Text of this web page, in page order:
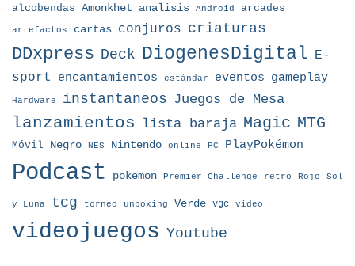
alcobendas Amonkhet analisis Android arcades
artefactos cartas conjuros criaturas
DDxpress Deck DiogenesDigital
E-
sport
encantamientos estándar eventos gameplay
Hardware instantaneos Juegos de Mesa
lanzamientos lista baraja Magic MTG
Móvil Negro NES Nintendo online PC PlayPokémon
Podcast pokemon Premier Challenge retro Rojo Sol
y Luna tcg torneo unboxing Verde vgc video
videojuegos Youtube